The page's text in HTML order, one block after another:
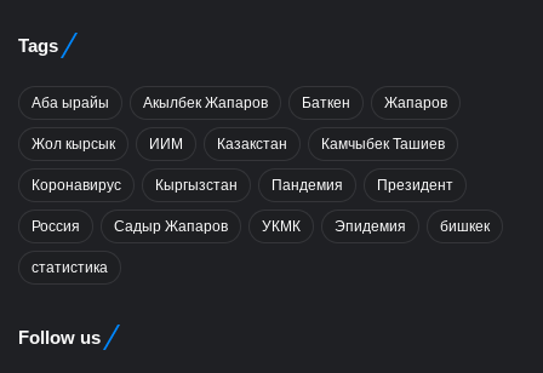
Tags
Аба ырайы Акылбек Жапаров Баткен Жапаров
Жол кырсык ИИМ Казакстан Камчыбек Ташиев
Коронавирус Кыргызстан Пандемия Президент
Россия Садыр Жапаров УКМК Эпидемия бишкек
статистика
Follow us